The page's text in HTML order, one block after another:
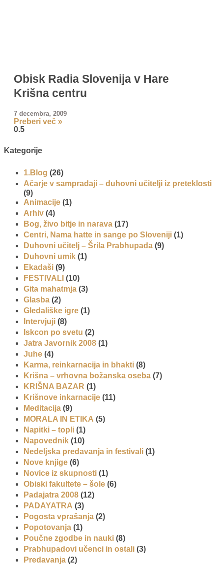
Obisk Radia Slovenija v Hare
Krišna centru
7 decembra, 2009
Preberi več »
Kategorije
1.Blog (26)
Ačarje v sampradaji – duhovni učitelji iz preteklosti
(9)
Animacije (1)
Arhiv (4)
Bog, živo bitje in narava (17)
Centri, Nama hatte in sange po Sloveniji (1)
Duhovni učitelj – Šrila Prabhupada (9)
Duhovni umik (1)
Ekadaši (9)
FESTIVALI (10)
Gita mahatmja (3)
Glasba (2)
Gledališke igre (1)
Intervjuji (8)
Iskcon po svetu (2)
Jatra Javornik 2008 (1)
Juhe (4)
Karma, reinkarnacija in bhakti (8)
Krišna – vrhovna božanska oseba (7)
KRIŠNA BAZAR (1)
Krišnove inkarnacije (11)
Meditacija (9)
MORALA IN ETIKA (5)
Napitki – topli (1)
Napovednik (10)
Nedeljska predavanja in festivali (1)
Nove knjige (6)
Novice iz skupnosti (1)
Obiski fakultete – šole (6)
Padajatra 2008 (12)
PADAYATRA (3)
Pogosta vprašanja (2)
Popotovanja (1)
Poučne zgodbe in nauki (8)
Prabhupadovi učenci in ostali (3)
Predavanja (2)